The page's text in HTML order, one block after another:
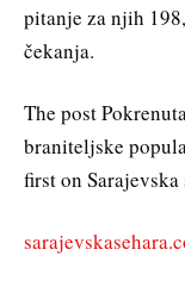
pitanje za njih
čekanja.
The post
braniteljske
first on Sarajevska